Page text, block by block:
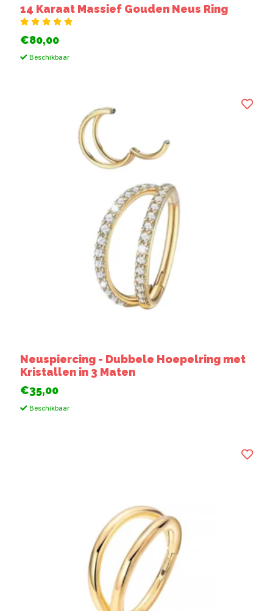
14 Karaat Massief Gouden Neus Ring
€80,00
Beschikbaar
Neuspiercing - Dubbele Hoepelring met
Kristallen in 3 Maten
€35,00
Beschikbaar